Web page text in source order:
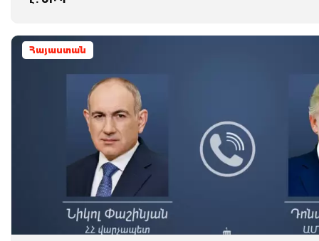
Հայաստան